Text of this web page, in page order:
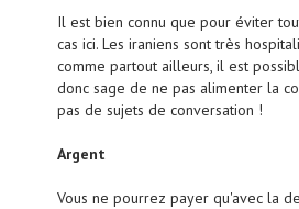
Il est bien connu que pour éviter
cas ici. Les iraniens sont très
comme partout ailleurs, il est
donc sage de ne pas alimenter la
pas de sujets de conversation !
Argent
Vous ne pourrez payer qu'avec la